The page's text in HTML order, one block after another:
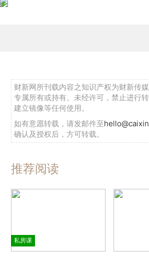
财新网所刊载内容之知识产权为财新传
专属所有或持有。未经许可，禁止进行
建立镜像等任何使用。
如有意愿转载，请发邮件至
确认及授权后，方可转载。
推荐阅读
私房课